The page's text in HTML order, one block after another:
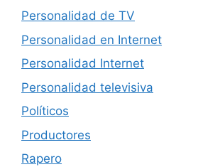
Personalidad de TV
Personalidad en Internet
Personalidad Internet
Personalidad televisiva
Políticos
Productores
Rapero